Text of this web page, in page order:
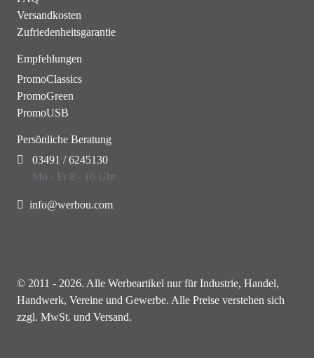
Versandkosten
Zufriedenheitsgarantie
Empfehlungen
PromoClassics
PromoGreen
PromoUSB
Persönliche Beratung
03491 / 6245130
Mo - Fr 8 - 16 Uhr
info@werbou.com
© 2011 - 2026. Alle Werbeartikel nur für Industrie, Handel,
Handwerk, Vereine und Gewerbe. Alle Preise verstehen sich
zzgl. MwSt. und Versand.